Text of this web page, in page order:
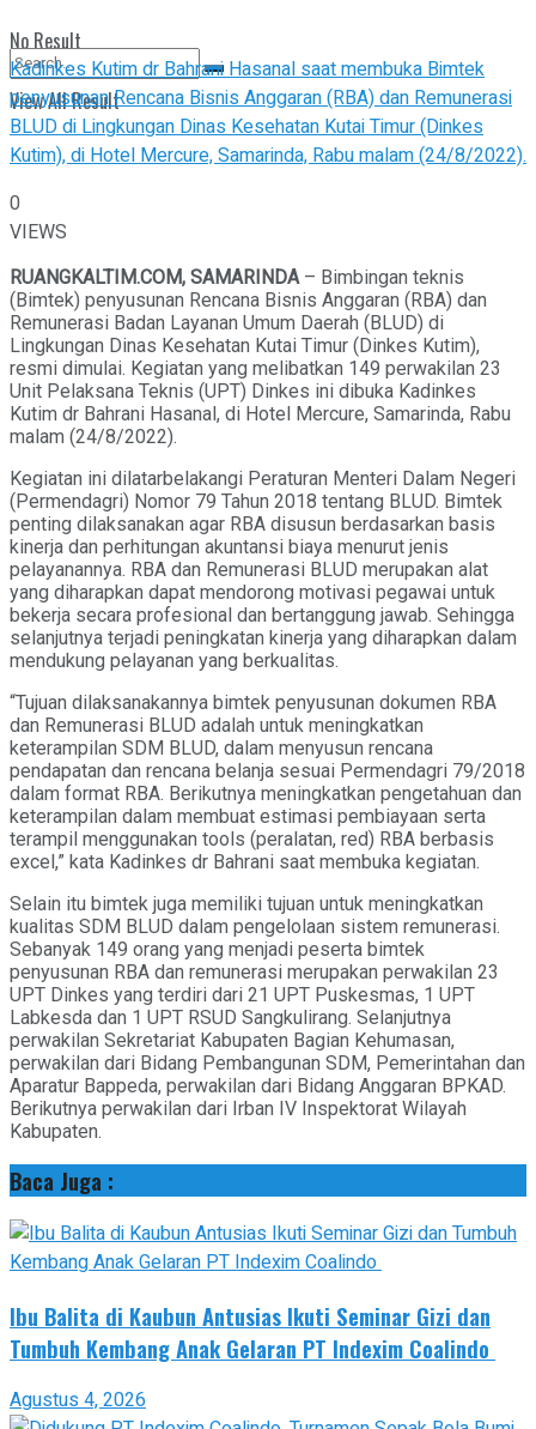
No Result
View All Result
No Result
Kadinkes Kutim dr Bahrani Hasanal saat membuka Bimtek
penyusunan Rencana Bisnis Anggaran (RBA) dan Remunerasi
BLUD di Lingkungan Dinas Kesehatan Kutai Timur (Dinkes
Kutim), di Hotel Mercure, Samarinda, Rabu malam (24/8/2022).
0
VIEWS
RUANGKALTIM.COM, SAMARINDA – Bimbingan teknis
(Bimtek) penyusunan Rencana Bisnis Anggaran (RBA) dan
Remunerasi Badan Layanan Umum Daerah (BLUD) di
Lingkungan Dinas Kesehatan Kutai Timur (Dinkes Kutim),
resmi dimulai. Kegiatan yang melibatkan 149 perwakilan 23
Unit Pelaksana Teknis (UPT) Dinkes ini dibuka Kadinkes
Kutim dr Bahrani Hasanal, di Hotel Mercure, Samarinda, Rabu
malam (24/8/2022).
Kegiatan ini dilatarbelakangi Peraturan Menteri Dalam Negeri
(Permendagri) Nomor 79 Tahun 2018 tentang BLUD. Bimtek
penting dilaksanakan agar RBA disusun berdasarkan basis
kinerja dan perhitungan akuntansi biaya menurut jenis
pelayanannya. RBA dan Remunerasi BLUD merupakan alat
yang diharapkan dapat mendorong motivasi pegawai untuk
bekerja secara profesional dan bertanggung jawab. Sehingga
selanjutnya terjadi peningkatan kinerja yang diharapkan dalam
mendukung pelayanan yang berkualitas.
“Tujuan dilaksanakannya bimtek penyusunan dokumen RBA
dan Remunerasi BLUD adalah untuk meningkatkan
keterampilan SDM BLUD, dalam menyusun rencana
pendapatan dan rencana belanja sesuai Permendagri 79/2018
dalam format RBA. Berikutnya meningkatkan pengetahuan dan
keterampilan dalam membuat estimasi pembiayaan serta
terampil menggunakan tools (peralatan, red) RBA berbasis
excel,” kata Kadinkes dr Bahrani saat membuka kegiatan.
Selain itu bimtek juga memiliki tujuan untuk meningkatkan
kualitas SDM BLUD dalam pengelolaan sistem remunerasi.
Sebanyak 149 orang yang menjadi peserta bimtek
penyusunan RBA dan remunerasi merupakan perwakilan 23
UPT Dinkes yang terdiri dari 21 UPT Puskesmas, 1 UPT
Labkesda dan 1 UPT RSUD Sangkulirang. Selanjutnya
perwakilan Sekretariat Kabupaten Bagian Kehumasan,
perwakilan dari Bidang Pembangunan SDM, Pemerintahan dan
Aparatur Bappeda, perwakilan dari Bidang Anggaran BPKAD.
Berikutnya perwakilan dari Irban IV Inspektorat Wilayah
Kabupaten.
Baca Juga :
Ibu Balita di Kaubun Antusias Ikuti Seminar Gizi dan
Tumbuh Kembang Anak Gelaran PT Indexim Coalindo
Agustus 4, 2026